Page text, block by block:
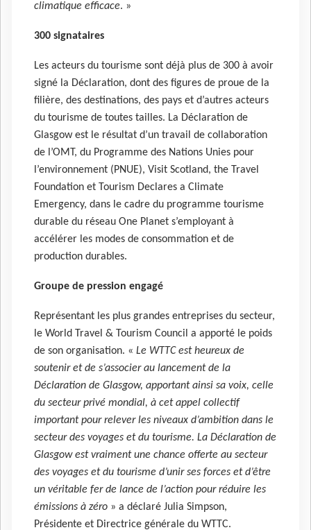
climatique efficace. »
300 signataires
Les acteurs du tourisme sont déjà plus de 300 à avoir
signé la Déclaration, dont des figures de proue de la
filière, des destinations, des pays et d’autres acteurs
du tourisme de toutes tailles. La Déclaration de
Glasgow est le résultat d’un travail de collaboration
de l’OMT, du Programme des Nations Unies pour
l’environnement (PNUE), Visit Scotland, the Travel
Foundation et Tourism Declares a Climate
Emergency, dans le cadre du programme tourisme
durable du réseau One Planet s’employant à
accélérer les modes de consommation et de
production durables.
Groupe de pression engagé
Représentant les plus grandes entreprises du secteur,
le World Travel & Tourism Council a apporté le poids
de son organisation. « Le WTTC est heureux de
soutenir et de s’associer au lancement de la
Déclaration de Glasgow, apportant ainsi sa voix, celle
du secteur privé mondial, à cet appel collectif
important pour relever les niveaux d’ambition dans le
secteur des voyages et du tourisme. La Déclaration de
Glasgow est vraiment une chance offerte au secteur
des voyages et du tourisme d’unir ses forces et d’être
un véritable fer de lance de l’action pour réduire les
émissions à zéro » a déclaré Julia Simpson,
Présidente et Directrice générale du WTTC.